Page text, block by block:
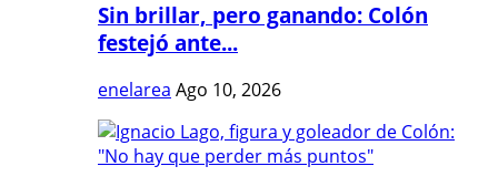
Sin brillar, pero ganando: Colón
festejó ante...
enelarea Ago 10, 2026